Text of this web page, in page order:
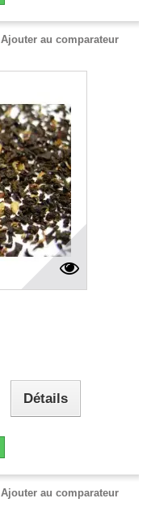
Ajouter au comparateur
Détails
Ajouter au comparateur